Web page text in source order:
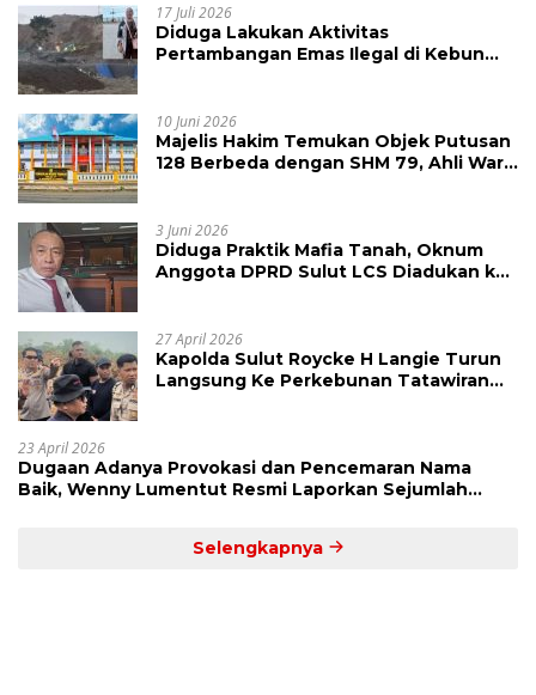
17 Juli 2026
Diduga Lakukan Aktivitas
Pertambangan Emas Ilegal di Kebun
10 Juni 2026
Majelis Hakim Temukan Objek Putusan
128 Berbeda dengan SHM 79, Ahli Waris
3 Juni 2026
Diduga Praktik Mafia Tanah, Oknum
Anggota DPRD Sulut LCS Diadukan ke
27 April 2026
Kapolda Sulut Roycke H Langie Turun
Langsung Ke Perkebunan Tatawiran
23 April 2026
Dugaan Adanya Provokasi dan Pencemaran Nama
Baik, Wenny Lumentut Resmi Laporkan Sejumlah
Selengkapnya